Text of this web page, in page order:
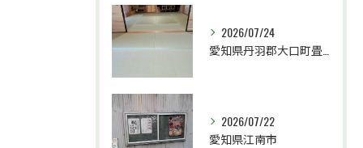
2026/07/24
2026/07/22
愛知県江南市